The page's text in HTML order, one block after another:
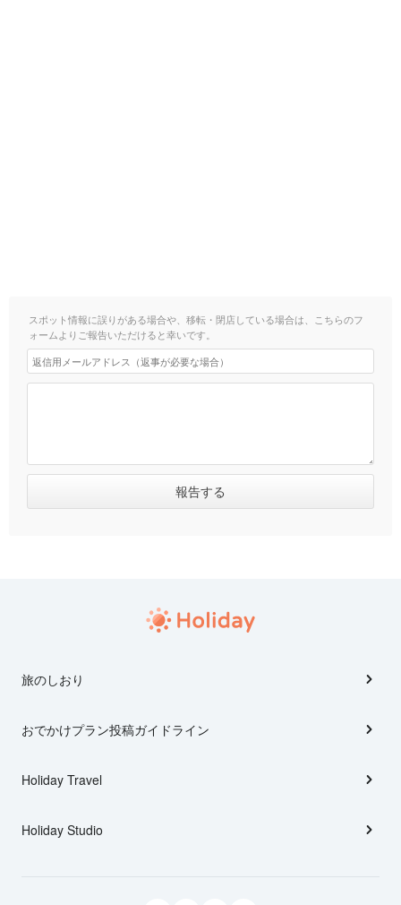
スポット情報に誤りがある場合や、移転・閉店している場合は、こちらのフ
ォームよりご報告いただけると幸いです。
旅のしおり
おでかけプラン投稿ガイドライン
Holiday Travel
Holiday Studio